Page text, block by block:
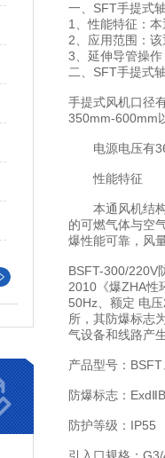
一、SFT手提式
1、性能特征：
2、应用范围：
3、延伸导管操
二、SFT手提式
手提式风机口径
350mm-600mm
电源电压有
性能特征
本通风机结构
的可燃气体与空
爆性能可靠，风
BSFT-300/220V
2010《爆ZHA性
50Hz、额定 电
所，其防爆标志
气设备和线路产
产品型号：
防爆标志：
防护等级：IP55